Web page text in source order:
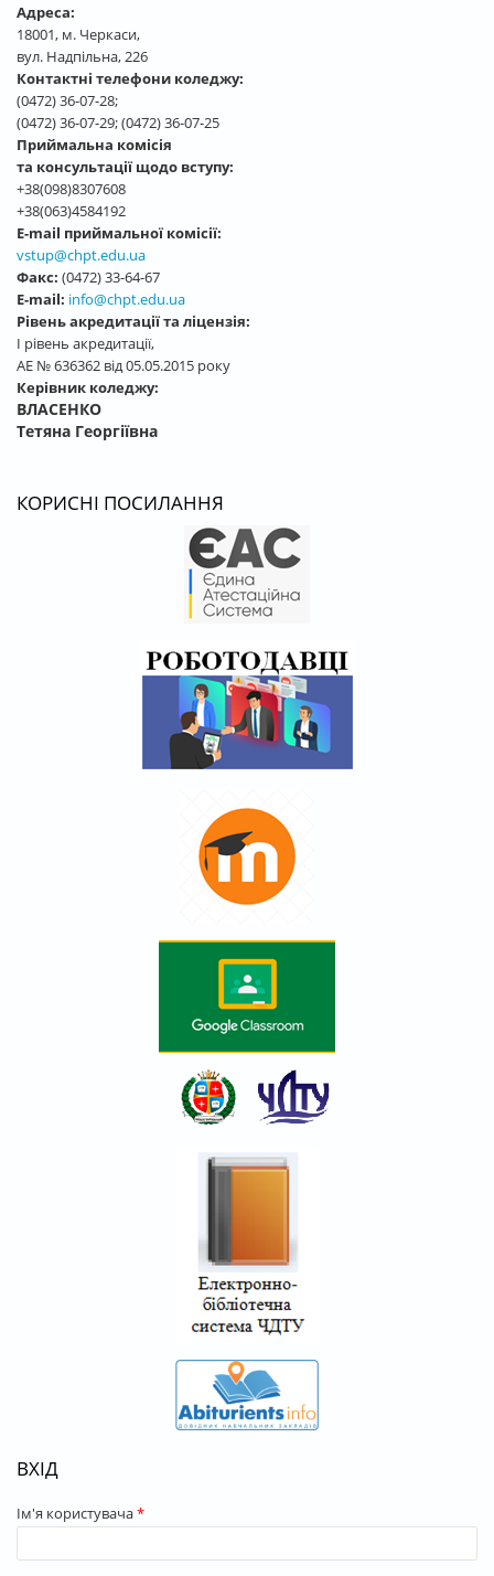
Адреса:
18001, м. Черкаси,
вул. Надпільна, 226
Контактні телефони коледжу:
(0472) 36-07-28;
(0472) 36-07-29; (0472) 36-07-25
Приймальна комісія
та консультації щодо вступу:
+38(098)8307608
+38(063)4584192
E-mail приймальної комісії:
vstup@chpt.edu.ua
Факс: (0472) 33-64-67
E-mail: info@chpt.edu.ua
Рівень акредитації та ліцензія:
І рівень акредитації,
АЕ № 636362 від 05.05.2015 року
Керівник коледжу:
ВЛАСЕНКО
Тетяна Георгіївна
КОРИСНІ ПОСИЛАННЯ
ВХІД
Ім'я користувача*